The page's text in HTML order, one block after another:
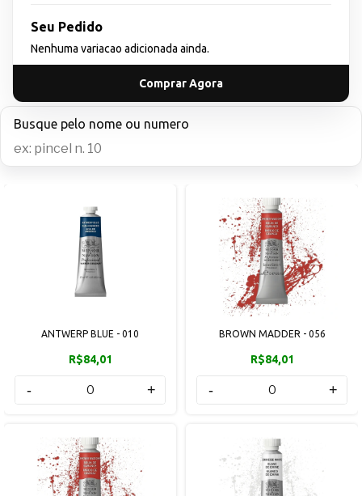
Seu Pedido
Nenhuma variacao adicionada ainda.
Comprar Agora
Busque pelo nome ou numero
ANTWERP BLUE - 010
R$84,01
- +
BROWN MADDER - 056
R$84,01
- +